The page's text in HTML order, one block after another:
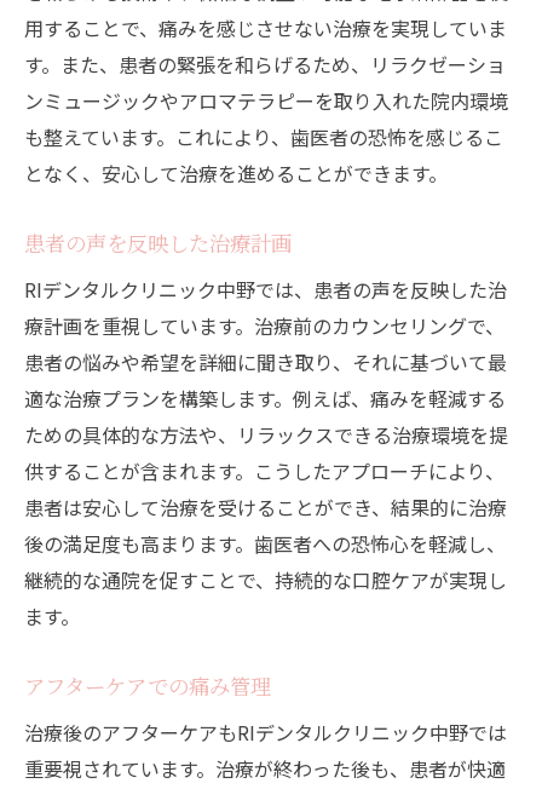
用することで、痛みを感じさせない治療を実現していま
す。また、患者の緊張を和らげるため、リラクゼーショ
ンミュージックやアロマテラピーを取り入れた院内環境
も整えています。これにより、歯医者の恐怖を感じるこ
となく、安心して治療を進めることができます。
患者の声を反映した治療計画
RIデンタルクリニック中野では、患者の声を反映した治
療計画を重視しています。治療前のカウンセリングで、
患者の悩みや希望を詳細に聞き取り、それに基づいて最
適な治療プランを構築します。例えば、痛みを軽減する
ための具体的な方法や、リラックスできる治療環境を提
供することが含まれます。こうしたアプローチにより、
患者は安心して治療を受けることができ、結果的に治療
後の満足度も高まります。歯医者への恐怖心を軽減し、
継続的な通院を促すことで、持続的な口腔ケアが実現し
ます。
アフターケアでの痛み管理
治療後のアフターケアもRIデンタルクリニック中野では
重要視されています。治療が終わった後も、患者が快適